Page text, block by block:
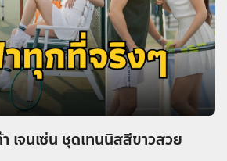
เจนเซ่น ชุดเทนนิสสีขาวสวย